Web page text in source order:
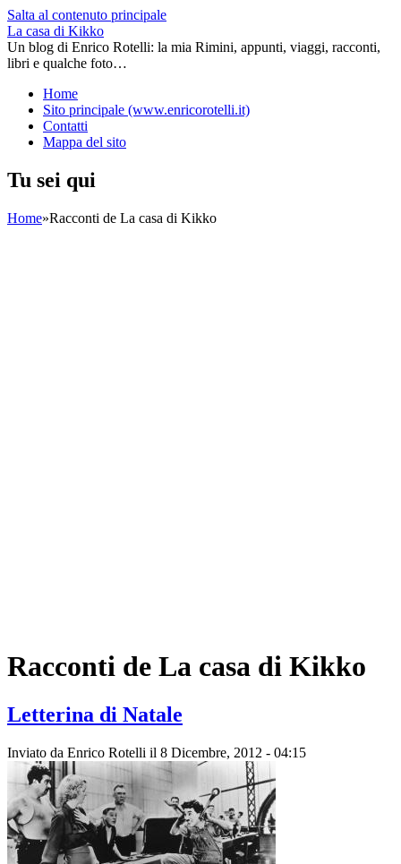
Salta al contenuto principale
La casa di Kikko
Un blog di Enrico Rotelli: la mia Rimini, appunti, viaggi, racconti,
libri e qualche foto…
Home
Sito principale (www.enricorotelli.it)
Contatti
Mappa del sito
Tu sei qui
Home»Racconti de La casa di Kikko
Racconti de La casa di Kikko
Letterina di Natale
Inviato da Enrico Rotelli il 8 Dicembre, 2012 - 04:15